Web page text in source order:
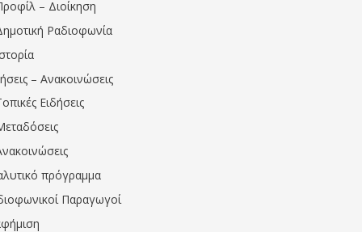
– Διοίκηση
Ραδιοφωνία
– Ανακοινώσεις
Ειδήσεις
πρόγραμμα
Παραγωγοί